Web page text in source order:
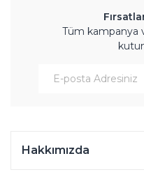
Tüm kampanya
Hakkımızda